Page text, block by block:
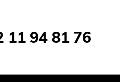
11 94 81 76